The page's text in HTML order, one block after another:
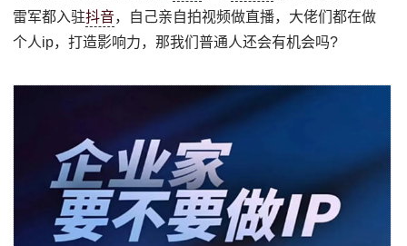
雷军都入驻抖音，自己亲自拍视频做直播，大佬们都在做
个人ip，打造影响力，那我们普通人还会有机会吗?